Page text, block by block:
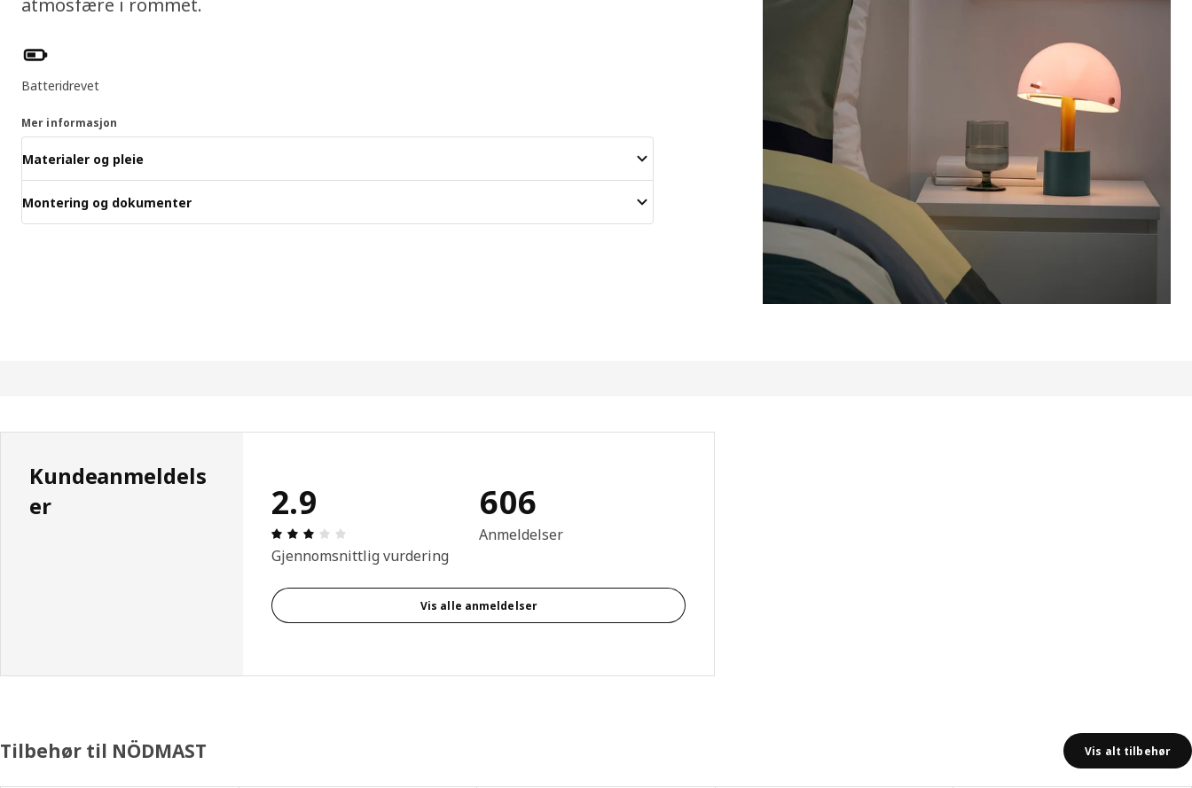
atmosfære i rommet.
Produktfunksjoner
Batteridrevet
Mer informasjon
Materialer og pleie
Montering og dokumenter
Kundeanmeldels
er
2.9
Produktomtale: 2.9 ingen kundevurdering 5 stjerner. Totalt antall anmeldelser: 606
Gjennomsnittlig vurdering
606
Anmeldelser
Vis alle anmeldelser
Tilbehør til NÖDMAST Vis alt tilbehør